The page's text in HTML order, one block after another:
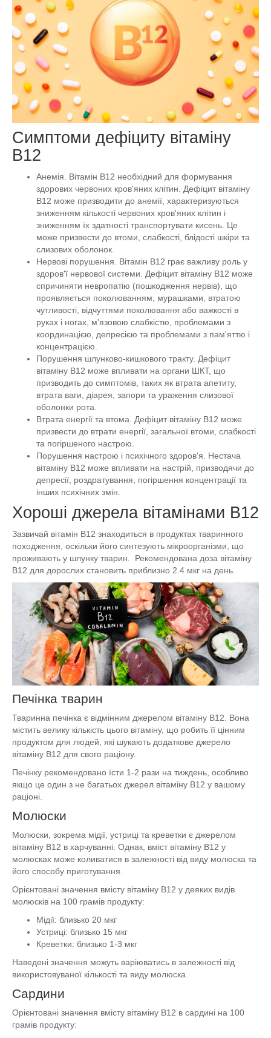
Симптоми дефіциту вітаміну
B12
Анемія. Вітамін B12 необхідний для формування
здорових червоних кров'яних клітин. Дефіцит вітаміну
B12 може призводити до анемії, характеризуються
зниженням кількості червоних кров'яних клітин і
зниженням їх здатності транспортувати кисень. Це
може призвести до втоми, слабкості, блідості шкіри та
слизових оболонок.
Нервові порушення. Вітамін B12 грає важливу роль у
здоров'ї нервової системи. Дефіцит вітаміну B12 може
спричиняти невропатію (пошкодження нервів), що
проявляється поколюванням, мурашками, втратою
чутливості, відчуттями поколювання або важкості в
руках і ногах, м'язовою слабкістю, проблемами з
координацією, депресією та проблемами з пам'яттю і
концентрацією.
Порушення шлунково-кишкового тракту. Дефіцит
вітаміну B12 може впливати на органи ШКТ, що
призводить до симптомів, таких як втрата апетиту,
втрата ваги, діарея, запори та ураження слизової
оболонки рота.
Втрата енергії та втома. Дефіцит вітаміну B12 може
призвести до втрати енергії, загальної втоми, слабкості
та погіршеного настрою.
Порушення настрою і психічного здоров'я. Нестача
вітаміну B12 може впливати на настрій, призводячи до
депресії, роздратування, погіршення концентрації та
інших психічних змін.
Хороші джерела вітамінами B12
Зазвичай вітамін B12 знаходиться в продуктах тваринного
походження, оскільки його синтезують мікроорганізми, що
проживають у шлунку тварин. Рекомендована доза вітаміну
B12 для дорослих становить приблизно 2.4 мкг на день.
Печінка тварин
Тваринна печінка є відмінним джерелом вітаміну B12. Вона
містить велику кількість цього вітаміну, що робить її цінним
продуктом для людей, які шукають додаткове джерело
вітаміну B12 для свого раціону.
Печінку рекомендовано їсти 1-2 рази на тиждень, особливо
якщо це один з не багатьох джерел вітаміну В12 у вашому
раціоні.
Молюски
Молюски, зокрема мідії, устриці та креветки є джерелом
вітаміну B12 в харчуванні. Однак, вміст вітаміну B12 у
молюсках може коливатися в залежності від виду молюска та
його способу приготування.
Орієнтовані значення вмісту вітаміну B12 у деяких видів
молюсків на 100 грамів продукту:
Мідії: близько 20 мкг
Устриці: близько 15 мкг
Креветки: близько 1-3 мкг
Наведені значення можуть варіюватись в залежності від
використовуваної кількості та виду молюска.
Сардини
Орієнтовані значення вмісту вітаміну B12 в сардині на 100
грамів продукту: